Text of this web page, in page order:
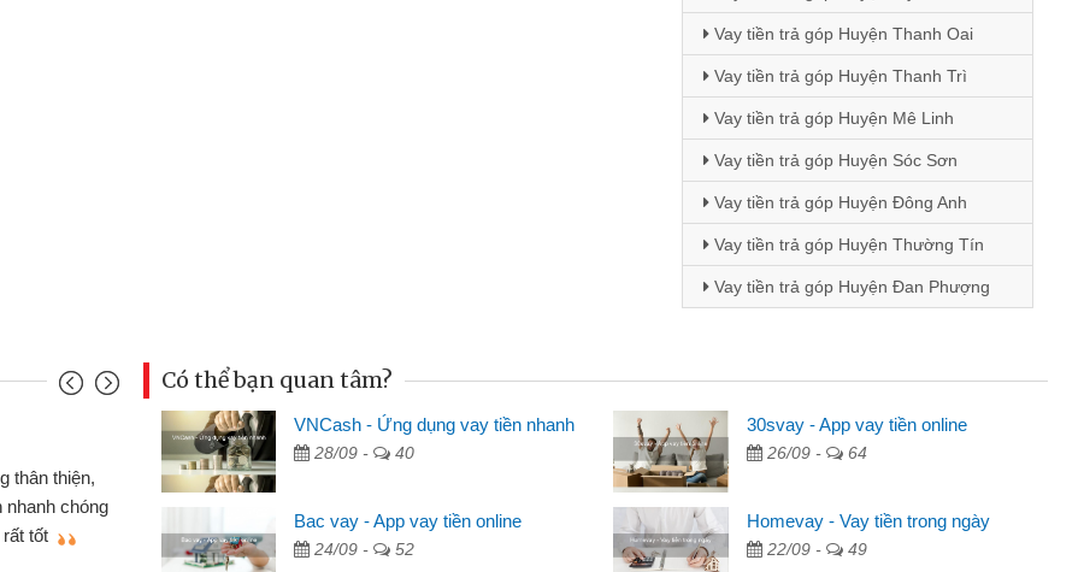
Vay tiền trả góp Huyện Thanh Oai
Vay tiền trả góp Huyện Thanh Trì
Vay tiền trả góp Huyện Mê Linh
Vay tiền trả góp Huyện Sóc Sơn
Vay tiền trả góp Huyện Đông Anh
Vay tiền trả góp Huyện Thường Tín
Vay tiền trả góp Huyện Đan Phượng
thân thiện,
nhanh chóng
tốt
Đoàn Hữu Cảnh
Mình cần tiền gấp nên định cầm cố chiếc xe wave
nhưng thật may đã có gói vay tiền bằng CMND online
không cần gặp mặt nên rất tiện lợi, sẽ giới thiệu cho bạn
bè biết
Mai Lan - Sinh
thấy thủ tục
Có thể bạn quan tâm?
VNCash - Ứng dụng vay tiền nhanh
28/09 - 40
30svay - App vay tiền online
26/09 - 64
Bac vay - App vay tiền online
24/09 - 52
Homevay - Vay tiền trong ngày
22/09 - 49